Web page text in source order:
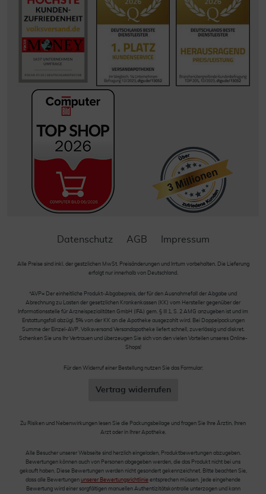
Datenschutz AGB Impressum
Alle Preise sind inkl. der gestzlichen MwSt. Preisänderungen und Irrtum vorbehalten. Die Lieferung
erfolgt nur innerhalb von Deutschland.
*AVP= Der einheitliche Produkt-Abgabepreis, der für den Ausnahmefall der Abgabe und
Abrechnung zu Lasten der gesetzlichen Krankenkassen (KK) vom Hersteller gegenüber der
Informationsstelle für Arzneispezialitäten GmbH (IFA) gem. § III 1, S. 2 AMG anzugeben ist und im
Erstattungsfall abzügl. 5% von der KK an die Apotheke ausgezahlt wird. Bei Doppelpackungen
Summe der Einzel-AVP. Volksversand Versandapotheke liefert schnell, zuverlässig und diskret.
Schenken Sie uns Ihr Vertrauen und überzeugen Sie sich von den vielen Vorteilen unseres Online-
Shops!
Für den Widerruf einer Bestellung nutzen Sie das Formular:
Vertrag widerrufen
Zu Risiken und Nebenwirkungen lesen Sie die Packungsbeilage und fragen Sie Ihre Ärztin, Ihren
Arzt oder in Ihrer Apotheke.
Alle Besucher unserer Webseite sind herzlich eingeladen, Produktbewertungen abzugeben.
Bewertungen können auch von Personen abgegeben werden, die das Produkt nicht bei uns
gekauft haben. Diese Bewertungen werden nicht gesondert gekennzeichnet. Bitte beachten Sie,
dass alle Bewertungen unserer Bewertungsrichtlinie entsprechen müssen. Jede eingehende
Bewertung wird einer sorgfältigen manuellen Authentizitätskontrolle unterzogen und kann